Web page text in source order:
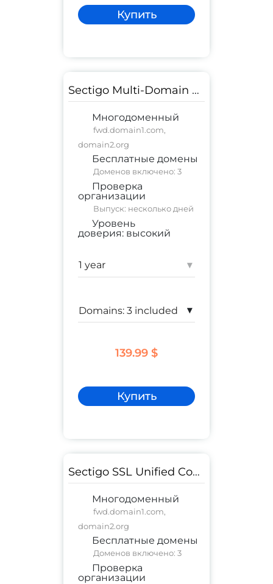
Купить
Sectigo Multi-Domain SSL
Многодоменный
fwd.domain1.com,
domain2.org
Бесплатные домены
Доменов включено: 3
Проверка
организации
Выпуск: несколько дней
Уровень
доверия: высокий
Гарантия: $ 250,000
▾
▾
139.99 $
Купить
Sectigo SSL Unified Communications Certificate OV
Многодоменный
fwd.domain1.com,
domain2.org
Бесплатные домены
Доменов включено: 3
Проверка
организации